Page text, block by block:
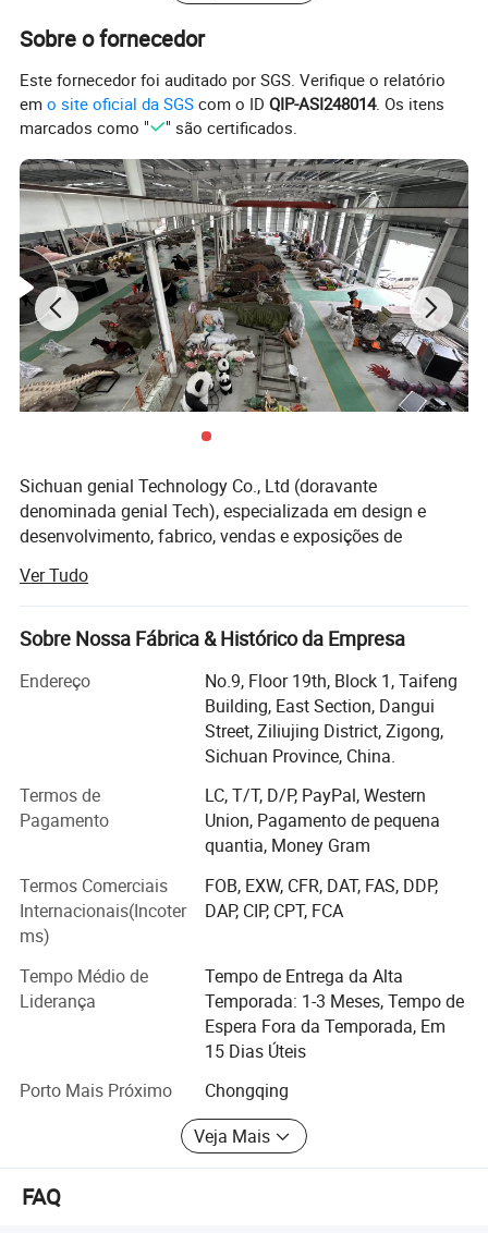
Sobre o fornecedor
Este fornecedor foi auditado por SGS. Verifique o relatório
emo site oficial da SGS com o IDQIP-ASI248014. Os itens
marcados como "
" são certificados.
Sichuan genial Technology Co., Ltd (doravante
denominada genial Tech), especializada em design e
desenvolvimento, fabrico, vendas e exposições de
podem ser divididos principalmente em 3 tipos de nossos
produtos, produtos de simulação, paisagens e lanternas
de festival, incluindo dinossauros animatrônicos,
esculturas de cimento, Esculturas de pedra, esculturas de
grama artificial, lanternas de festival, campo de
escavação enterrado, paisagens em miniatura, etc. são
amplamente utilizados em praças, jardins, parques
temáticos, etc.
entramos no mercado externo enquanto estávamos
focalizando no mercado doméstico, E temos um direito
independente de exportar o comércio e as séries de
produtos manufacturados foram exportadas para mais de
40 países, incluindo América, Canadá, Argentina, Peru,
Hungria, Áustria, Países Baixos, Austrália, Itália, Rússia,
Inglaterra, Polônia, República Tcheca, Alemanha, Brasil,
Noruega, Arábia Saudita, Turquia, Japão, Coreia do Sul,
Tailândia, Cingapura, etc .. As exposições ganharam
elogios calorosos dos turistas.
Nos primeiros dias da empresa, estabeleceu uma relação
de cooperação escola-empresa com a Universidade
Sichuan de Ciência e Engenharia, e juntou as mãos para
reunir os profissionais da faculdade para construir uma
equipe elite de alta qualidade. A empresa se baseia na
Ver Tudo
Sobre Nossa Fábrica & Histórico da Empresa
Endereço
No.9, Floor 19th, Block 1, Taifeng
Building, East Section, Dangui
Street, Ziliujing District, Zigong,
Sichuan Province, China.
Termos de
Pagamento
LC, T/T, D/P, PayPal, Western
Union, Pagamento de pequena
quantia, Money Gram
Termos Comerciais
Internacionais(Incoter
ms)
FOB, EXW, CFR, DAT, FAS, DDP,
DAP, CIP, CPT, FCA
Tempo Médio de
Liderança
Tempo de Entrega da Alta
Temporada: 1-3 Meses, Tempo de
Espera Fora da Temporada, Em
15 Dias Úteis
Porto Mais Próximo
Chongqing
Veja Mais
FAQ